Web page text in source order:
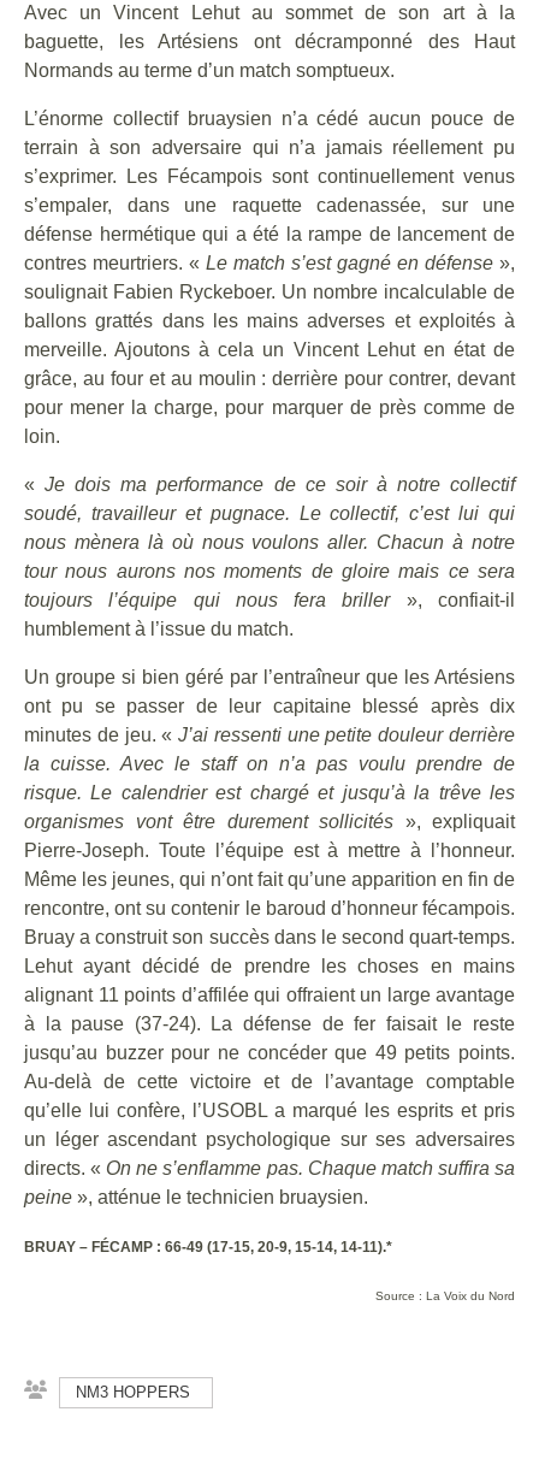
Avec un Vincent Lehut au sommet de son art à la
baguette, les Artésiens ont décramponné des Haut
Normands au terme d’un match somptueux.
L’énorme collectif bruaysien n’a cédé aucun pouce de
terrain à son adversaire qui n’a jamais réellement pu
s’exprimer. Les Fécampois sont continuellement venus
s’empaler, dans une raquette cadenassée, sur une
défense hermétique qui a été la rampe de lancement de
contres meurtriers. « Le match s’est gagné en défense »,
soulignait Fabien Ryckeboer. Un nombre incalculable de
ballons grattés dans les mains adverses et exploités à
merveille. Ajoutons à cela un Vincent Lehut en état de
grâce, au four et au moulin : derrière pour contrer, devant
pour mener la charge, pour marquer de près comme de
loin.
«Je dois ma performance de ce soir à notre collectif
soudé, travailleur et pugnace. Le collectif, c’est lui qui
nous mènera là où nous voulons aller. Chacun à notre
tour nous aurons nos moments de gloire mais ce sera
toujours l’équipe qui nous fera briller», confiait-il
humblement à l’issue du match.
Un groupe si bien géré par l’entraîneur que les Artésiens
ont pu se passer de leur capitaine blessé après dix
minutes de jeu. «J’ai ressenti une petite douleur derrière
la cuisse. Avec le staff on n’a pas voulu prendre de
risque. Le calendrier est chargé et jusqu’à la trêve les
organismes vont être durement sollicités », expliquait
Pierre-Joseph. Toute l’équipe est à mettre à l’honneur.
Même les jeunes, qui n’ont fait qu’une apparition en fin de
rencontre, ont su contenir le baroud d’honneur fécampois.
Bruay a construit son succès dans le second quart-temps.
Lehut ayant décidé de prendre les choses en mains
alignant 11 points d’affilée qui offraient un large avantage
à la pause (37-24). La défense de fer faisait le reste
jusqu’au buzzer pour ne concéder que 49 petits points.
Au-delà de cette victoire et de l’avantage comptable
qu’elle lui confère, l’USOBL a marqué les esprits et pris
un léger ascendant psychologique sur ses adversaires
directs. « On ne s’enflamme pas. Chaque match suffira sa
peine », atténue le technicien bruaysien.
BRUAY – FÉCAMP : 66-49 (17-15, 20-9, 15-14, 14-11).*
Source : La Voix du Nord
NM3 HOPPERS